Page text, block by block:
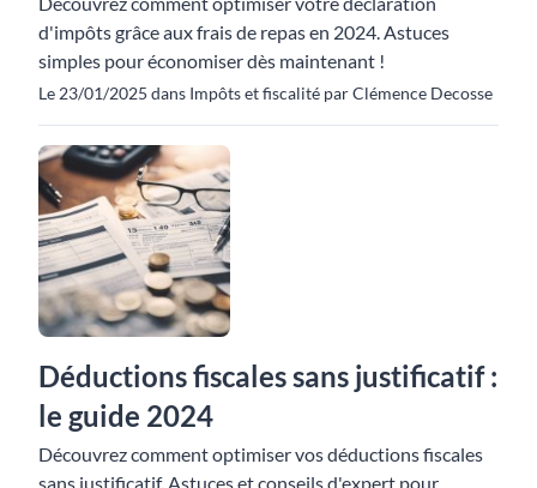
d'impôts grâce aux frais de repas en 2024. Astuces
simples pour économiser dès maintenant !
Le 23/01/2025 dans Impôts et fiscalité par Clémence Decosse
Déductions fiscales sans justificatif :
le guide 2024
Découvrez comment optimiser vos déductions fiscales
sans justificatif. Astuces et conseils d'expert pour